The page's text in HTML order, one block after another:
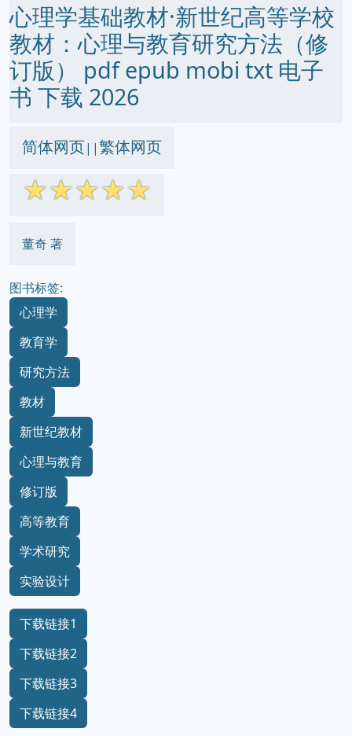
心理学基础教材·新世纪高等学校
教材：心理与教育研究方法（修
订版） pdf epub mobi txt 电子
书 下载 2026
简体网页||繁体网页
☆☆☆☆☆
董奇 著
图书标签:
心理学
教育学
研究方法
教材
新世纪教材
心理与教育
修订版
高等教育
学术研究
实验设计
下载链接1
下载链接2
下载链接3
下载链接4